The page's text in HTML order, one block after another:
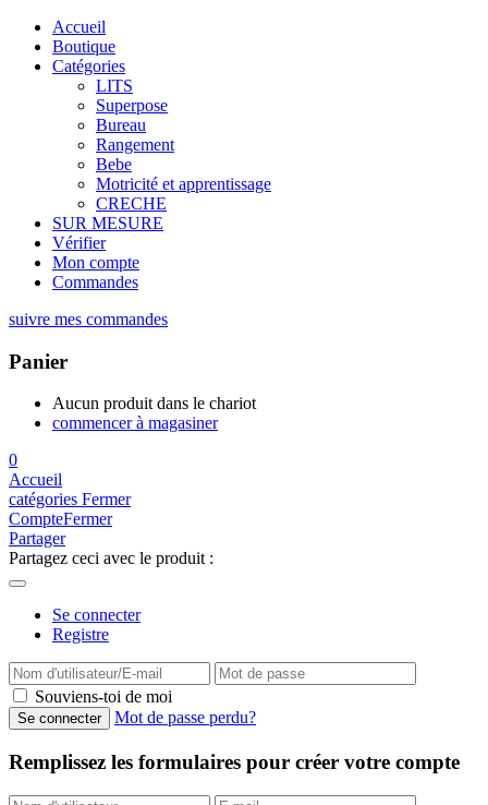
Accueil
Boutique
Catégories
LITS
Superpose
Bureau
Rangement
Bebe
Motricité et apprentissage
CRECHE
SUR MESURE
Vérifier
Mon compte
Commandes
suivre mes commandes
Panier
Aucun produit dans le chariot
commencer à magasiner
0
Accueil
catégories Fermer
CompteFermer
Partager
Partagez ceci avec le produit :
Se connecter
Registre
Souviens-toi de moi
Mot de passe perdu?
Remplissez les formulaires pour créer votre compte